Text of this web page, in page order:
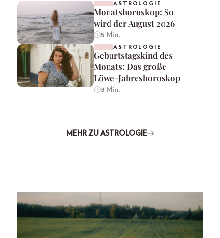
ASTROLOGIE
Monatshoroskop: So
wird der August 2026
5 Min.
ASTROLOGIE
Geburtstagskind des
Monats: Das große
Löwe-Jahreshoroskop
3 Min.
MEHR ZU ASTROLOGIE